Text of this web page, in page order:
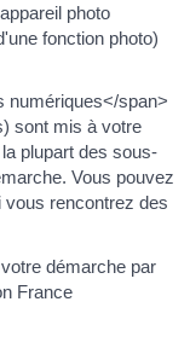
photo
fonction photo)
numériques</span>
sont mis à votre
plupart des sous-
Vous pouvez
rencontrez des
démarche par
France